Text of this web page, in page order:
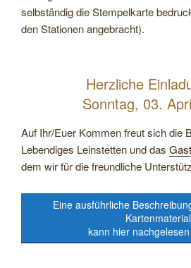
selbständig die Stempelkarte
den Stationen angebracht).
Herzliche
Sonntag, 03.
Auf Ihr/Euer Kommen freut sich die
Lebendiges Leinstetten und das
dem wir für die freundliche
Eine ausführliche
Kartenmaterial
kann hier